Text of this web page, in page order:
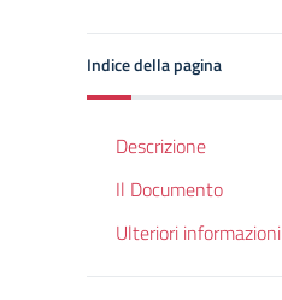
Indice della pagina
Descrizione
Il Documento
Ulteriori informazioni